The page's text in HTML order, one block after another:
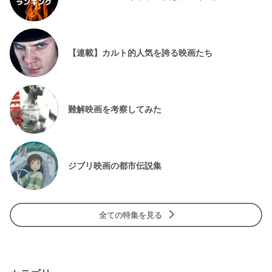
【連載】カルト的人気を誇る映画たち
難解映画を考察してみた
ジブリ映画の都市伝説集
全ての特集を見る